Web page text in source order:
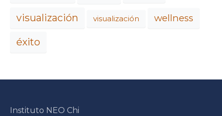
visualización visualización wellness
éxito
Instituto NEO Chi